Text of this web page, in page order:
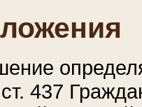
437